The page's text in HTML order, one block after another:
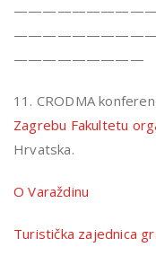
—————————
11. CRODMA
Zagrebu Fakultetu
Hrvatska.
O Varaždinu
Turistička zajednica